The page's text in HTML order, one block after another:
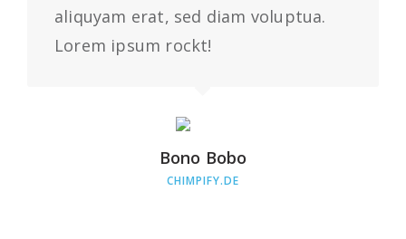
aliquyam erat, sed diam voluptua.
Lorem ipsum rockt!
Bono Bobo
CHIMPIFY.DE